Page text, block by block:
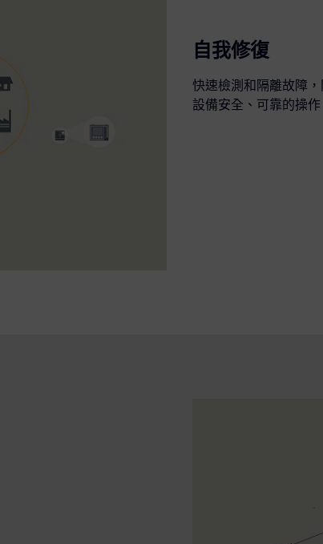
自我修復
快速檢測和隔離故障
設備安全、可靠的操作